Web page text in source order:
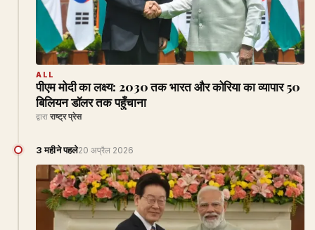
ALL
पीएम मोदी का लक्ष्य: 2030 तक भारत और कोरिया का व्यापार 50
बिलियन डॉलर तक पहुँचाना
द्वारा राष्ट्र प्रेस
3 महीने पहले20 अप्रैल 2026